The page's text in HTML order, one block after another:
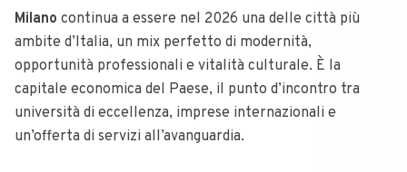
Milano continua a essere nel 2026 una delle città più
ambite d’Italia, un mix perfetto di modernità,
opportunità professionali e vitalità culturale. È la
capitale economica del Paese, il punto d’incontro tra
università di eccellenza, imprese internazionali e
un’offerta di servizi all’avanguardia.